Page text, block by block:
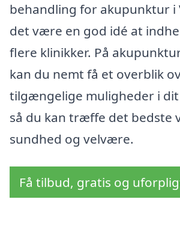
behandling for akupunktur i
det være en god idé at
flere klinikker. På
kan du nemt få et overblik
tilgængelige muligheder i
så du kan træffe det bedste
sundhed og velvære.
Få tilbud, gratis og